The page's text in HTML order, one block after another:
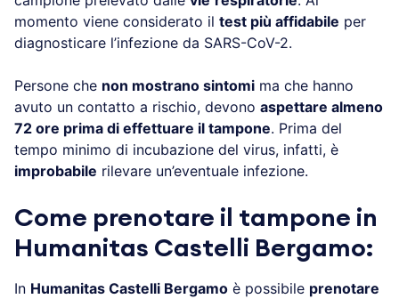
momento viene considerato il test più affidabile per
diagnosticare l’infezione da SARS-CoV-2.
Persone che non mostrano sintomi ma che hanno
avuto un contatto a rischio, devono aspettare almeno
72 ore prima di effettuare il tampone. Prima del
tempo minimo di incubazione del virus, infatti, è
improbabile rilevare un’eventuale infezione.
Come prenotare il tampone in
Humanitas Castelli Bergamo:
In Humanitas Castelli Bergamo è possibile prenotare